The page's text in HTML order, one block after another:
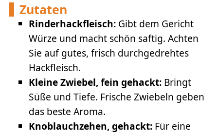
Zutaten
Rinderhackfleisch: Gibt dem Gericht
Würze und macht schön saftig. Achten
Sie auf gutes, frisch durchgedrehtes
Hackfleisch.
Kleine Zwiebel, fein gehackt: Bringt
Süße und Tiefe. Frische Zwiebeln geben
das beste Aroma.
Knoblauchzehen, gehackt: Für eine